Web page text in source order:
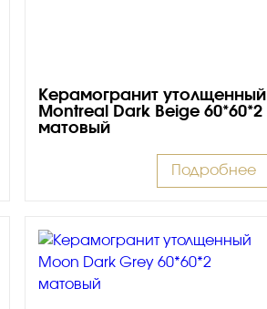
Керамогранит утолщенный
Montreal Dark Beige 60*60*2
матовый
Подробнее